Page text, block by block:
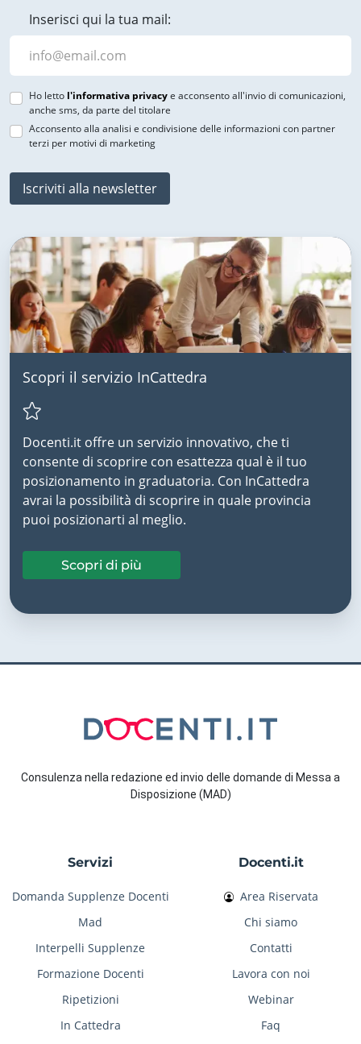
Inserisci qui la tua mail:
Ho letto l'informativa privacye acconsento all'invio di comunicazioni,
anche sms, da parte del titolare
Acconsento alla analisi e condivisione delle informazioni con partner
terzi per motivi di marketing
Iscriviti alla newsletter
Scopri il servizio InCattedra
Docenti.it offre un servizio innovativo, che ti
consente di scoprire con esattezza qual è il tuo
posizionamento in graduatoria. Con InCattedra
avrai la possibilità di scoprire in quale provincia
puoi posizionarti al meglio.
Scopri di più
Consulenza nella redazione ed invio delle domande di Messa a
Disposizione (MAD)
Servizi
Domanda Supplenze Docenti
Mad
Interpelli Supplenze
Formazione Docenti
Ripetizioni
In Cattedra
Docenti.it
Area Riservata
Chi siamo
Contatti
Lavora con noi
Webinar
Faq